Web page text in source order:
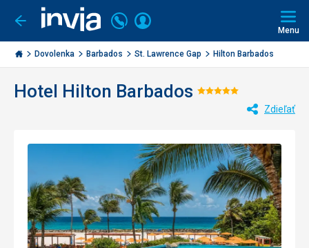
Ísť
späť
Invia.sk
Volajte
+421
2
3221
Prihlásiť
Menu
Dovolenka Barbados St. Lawrence Gap Hilton Barbados
Hotel Hilton Barbados Hodnotenie:
Zdieľať